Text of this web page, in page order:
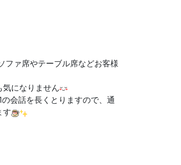
ファ席やテーブル席などお客様
になりません
会話を長くとりますので、通
す